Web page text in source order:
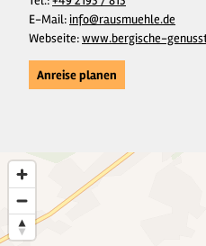
E-Mail:info@rausmuehle.de
Webseite:www.bergische-
Anreise planen